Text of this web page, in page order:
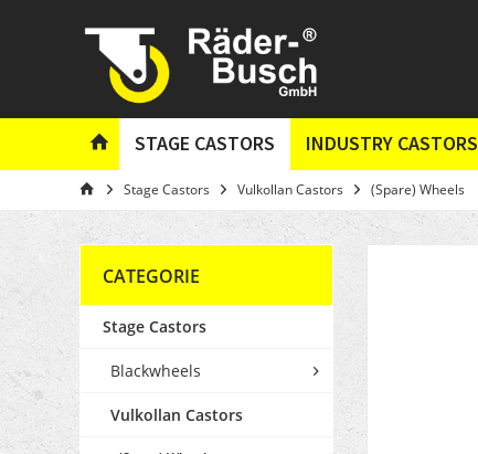
STAGE CASTORS INDUSTRY CASTORS
Stage Castors Vulkollan Castors (Spare) Wheels
CATEGORIE
Stage Castors
Blackwheels
Vulkollan Castors